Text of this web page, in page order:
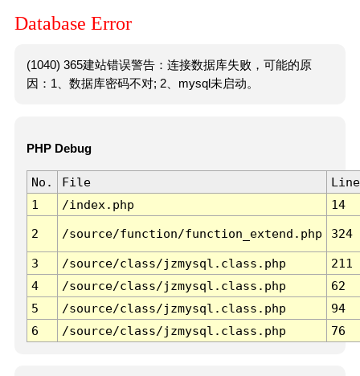
Database Error
(1040) 365建站错误警告：连接数据库失败，可能的原
因：1、数据库密码不对; 2、mysql未启动。
PHP Debug
No. File
Line
1
/index.php 14
2 /source/function/function_extend.php 324
3 /source/class/jzmysql.class.php
211
4
/source/class/jzmysql.class.php
62
5
/source/class/jzmysql.class.php
94
6
/source/class/jzmysql.class.php 76